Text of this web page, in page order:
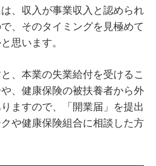
、収入が事業収入と認められ
、そのタイミングを見極めて
思います。
、本業の失業給付を受けるこ
、健康保険の被扶養者から外
ますので、「開業届」を提出
や健康保険組合に相談した方